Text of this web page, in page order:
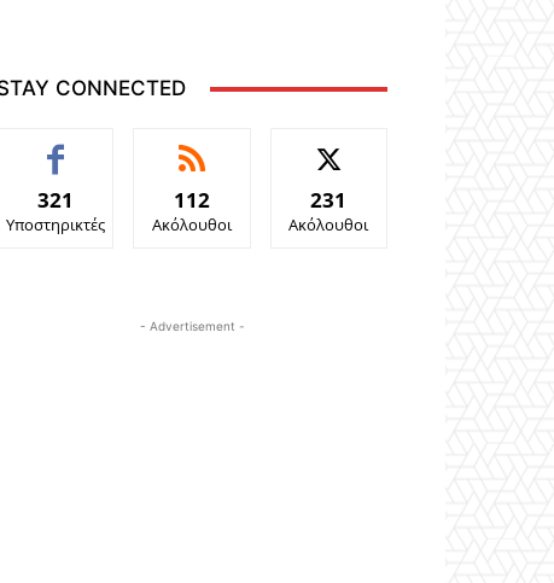
CONNECTED
321
Υποστηρικτές
112
Ακόλουθοι
231
Ακόλουθοι
- Advertisement -